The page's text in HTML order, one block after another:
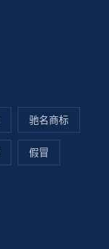
驰名商标
假冒